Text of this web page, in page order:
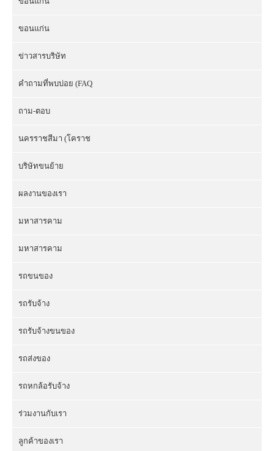
ขอนแก่น
ข่าวสารบริษัท
คำถามที่พบบ่อย (FAQ
ถาม-ตอบ
นครราชสีมา (โคราช
บริษัทขนย้าย
ผลงานของเรา
มหาสารคาม
มหาสารคาม
รถขนของ
รถรับจ้าง
รถรับจ้างขนของ
รถส่งของ
รถหกล้อรับจ้าง
ร่วมงานกับเรา
ลูกค้าของเรา